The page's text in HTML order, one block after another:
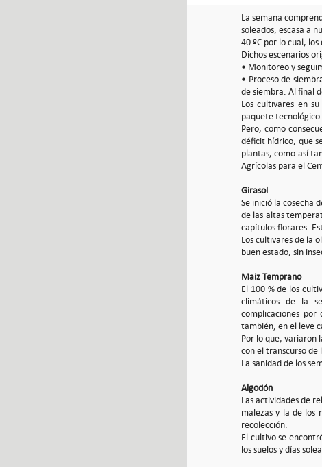
La semana
soleados, escasa a
40 ºC por lo cual,
Dichos escenarios
• Monitoreo y
• Proceso de
de siembra. Al final
Los cultivares en
paquete tecnológico
Pero, como
déficit hídrico, que
plantas, como así
Agrícolas para el
Girasol
Se inició la cosecha
de las altas
capítulos florares.
Los cultivares de la
buen estado, sin
Maiz Temprano
El 100 % de los
climáticos de la
complicaciones
también, en el leve
Por lo que, variaron
con el transcurso de
La sanidad de los
Algodón
Las actividades de
malezas y la de los
recolección.
El cultivo se
los suelos y días